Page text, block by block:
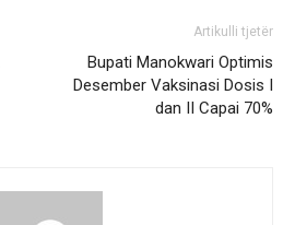
Artikulli tjetër
Bupati Manokwari Optimis
Desember Vaksinasi Dosis I
dan II Capai 70%